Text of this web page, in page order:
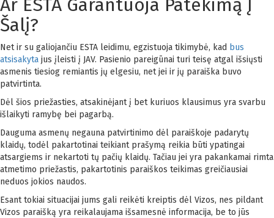
Ar ESTA Garantuoja Patekimą Į
Šalį?
Net ir su galiojančiu ESTA leidimu, egzistuoja tikimybė, kad bus
atsisakyta jus įleisti į JAV. Pasienio pareigūnai turi teisę atgal išsiųsti
asmenis tiesiog remiantis jų elgesiu, net jei ir jų paraiška buvo
patvirtinta.
Dėl šios priežasties, atsakinėjant į bet kuriuos klausimus yra svarbu
išlaikyti ramybę bei pagarbą.
Dauguma asmenų negauna patvirtinimo dėl paraiškoje padarytų
klaidų, todėl pakartotinai teikiant prašymą reikia būti ypatingai
atsargiems ir nekartoti tų pačių klaidų. Tačiau jei yra pakankamai rimta
atmetimo priežastis, pakartotinis paraiškos teikimas greičiausiai
neduos jokios naudos.
Esant tokiai situacijai jums gali reikėti kreiptis dėl Vizos, nes pildant
Vizos paraišką yra reikalaujama išsamesnė informacija, be to jūs